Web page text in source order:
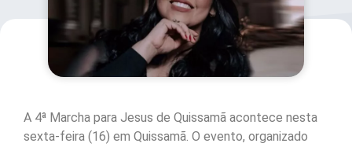
A 4ª Marcha para Jesus de Quissamã acontece nesta
sexta-feira (16) em Quissamã. O evento, organizado